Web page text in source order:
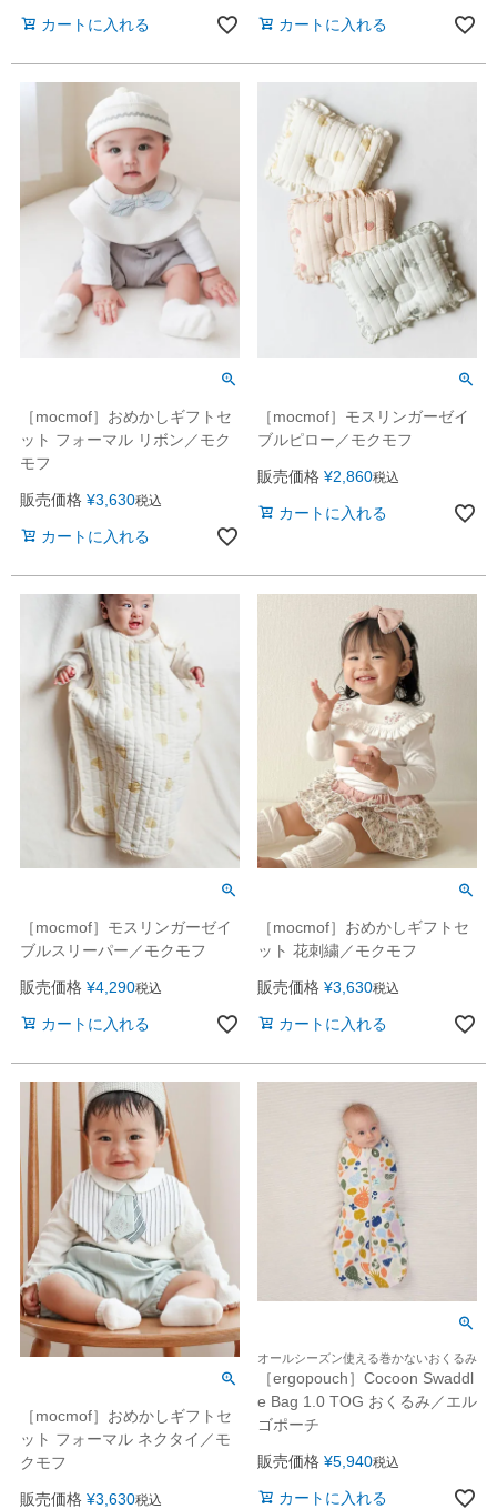
カートに入れる カートに入れる
［mocmof］おめかしギフトセ
ット フォーマル リボン／モク
モフ
販売価格 ¥3,630税込
カートに入れる
［mocmof］モスリンガーゼイ
ブルピロー／モクモフ
販売価格 ¥2,860税込
カートに入れる
［mocmof］モスリンガーゼイ
ブルスリーパー／モクモフ
販売価格 ¥4,290税込
カートに入れる
［mocmof］おめかしギフトセ
ット 花刺繍／モクモフ
販売価格 ¥3,630税込
カートに入れる
［mocmof］おめかしギフトセ
ット フォーマル ネクタイ／モ
クモフ
販売価格 ¥3,630税込
オールシーズン使える巻かないおくるみ
［ergopouch］Cocoon Swaddl
e Bag 1.0 TOG おくるみ／エル
ゴポーチ
販売価格 ¥5,940税込
カートに入れる